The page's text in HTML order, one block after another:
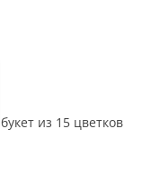
букет из 15 цветков